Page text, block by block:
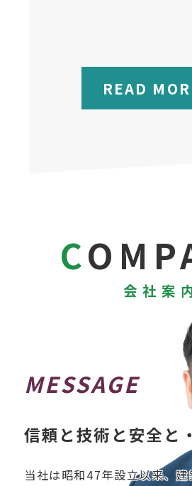
READ
会社案
MESSAGE
信頼と技術と安全と
当社は昭和47年設立以来、